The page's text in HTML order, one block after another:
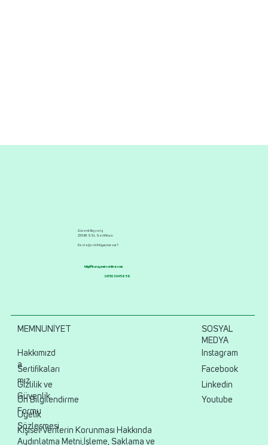
Güvenli Alışveriş
256 Bit SSL Sertifikası
Desteğe mi ihtiyacınız var?
bilgi@kuruyemisonline.com
0850 304 56 56
Hakkımızd
a
Sertifikaları
mız
MEMNUNİYET
Gizlilik ve
Güvenlik
Ön Bilgilendirme
Formu
Üyelik
Sözleşmesi
Kişisel Verilerin Korunması Hakkında
Aydınlatma Metni,İşleme, Saklama ve
SOSYAL
MEDYA
Instagram
Facebook
Linkedin
Youtube